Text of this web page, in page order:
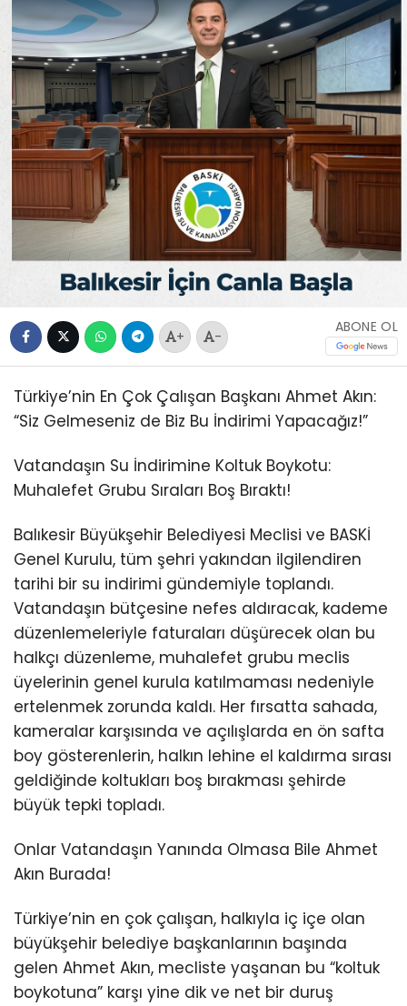
+ -
ABONE OL
Türkiye’nin En Çok Çalışan Başkanı Ahmet Akın:
“Siz Gelmeseniz de Biz Bu İndirimi Yapacağız!”
Vatandaşın Su İndirimine Koltuk Boykotu:
Muhalefet Grubu Sıraları Boş Bıraktı!
Balıkesir Büyükşehir Belediyesi Meclisi ve BASKİ
Genel Kurulu, tüm şehri yakından ilgilendiren
tarihi bir su indirimi gündemiyle toplandı.
Vatandaşın bütçesine nefes aldıracak, kademe
düzenlemeleriyle faturaları düşürecek olan bu
halkçı düzenleme, muhalefet grubu meclis
üyelerinin genel kurula katılmaması nedeniyle
ertelenmek zorunda kaldı. Her fırsatta sahada,
kameralar karşısında ve açılışlarda en ön safta
boy gösterenlerin, halkın lehine el kaldırma sırası
geldiğinde koltukları boş bırakması şehirde
büyük tepki topladı.
Onlar Vatandaşın Yanında Olmasa Bile Ahmet
Akın Burada!
Türkiye’nin en çok çalışan, halkıyla iç içe olan
büyükşehir belediye başkanlarının başında
gelen Ahmet Akın, mecliste yaşanan bu “koltuk
boykotuna” karşı yine dik ve net bir duruş